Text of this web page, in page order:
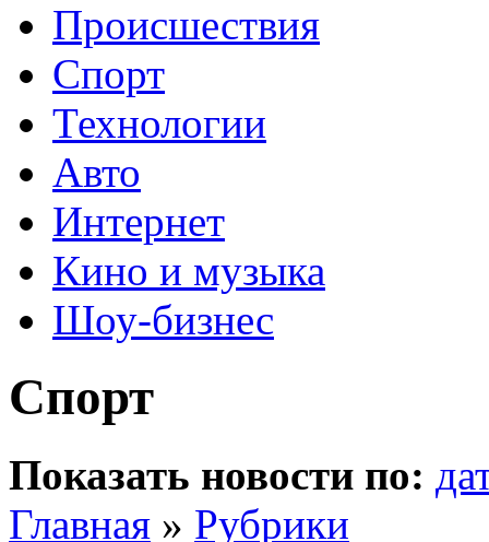
Происшествия
Спорт
Технологии
Авто
Интернет
Кино и музыка
Шоу-бизнес
Спорт
Показать новости по:
Главная » Рубрики